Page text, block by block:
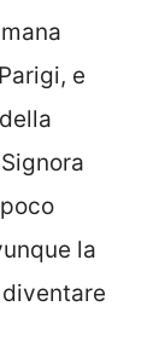
e
la